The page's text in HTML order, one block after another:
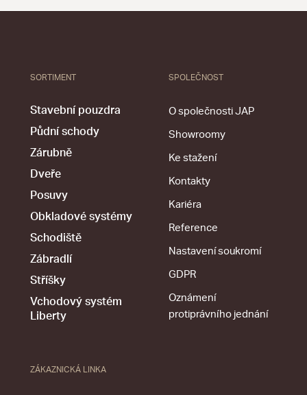
SORTIMENT
Stavební pouzdra
Půdní schody
Zárubně
Dveře
Posuvy
Obkladové systémy
Schodiště
Zábradlí
Stříšky
Vchodový systém
Liberty
SPOLEČNOST
O společnosti JAP
Showroomy
Ke stažení
Kontakty
Kariéra
Reference
Nastavení soukromí
GDPR
Oznámení
protiprávního jednání
ZÁKAZNICKÁ LINKA